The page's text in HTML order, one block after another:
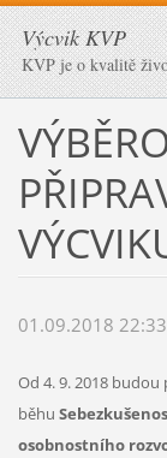
Výcvik KVP
KVP je o kvalitě
01.09.2018 22:33
Od 4. 9. 2018
běhu
osobnostního